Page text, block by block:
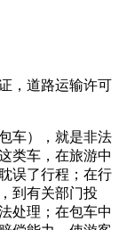
，道路运输许可
车），就是非法
类车，在旅游中
误了行程；在行
到有关部门投
处理；在包车中